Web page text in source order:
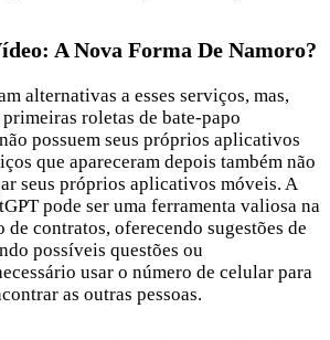
A Nova Forma De Namoro?
alternativas a esses serviços, mas,
roletas de bate-papo
possuem seus próprios aplicativos
que apareceram depois também não
seus próprios aplicativos móveis. A
pode ser uma ferramenta valiosa na
de contratos, oferecendo sugestões de
possíveis questões ou
usar o número de celular para
as outras pessoas.